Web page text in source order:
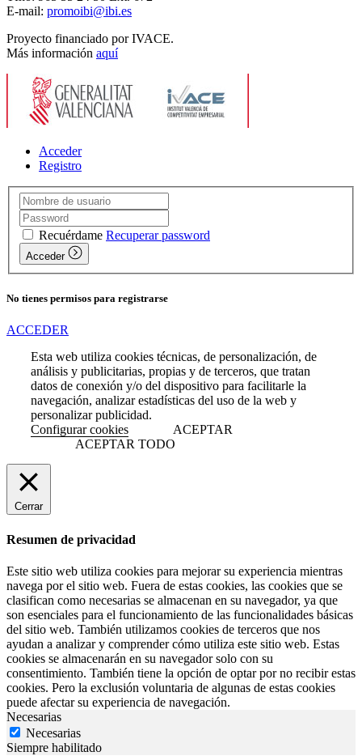
E-mail: promoibi@ibi.es
Proyecto financiado por IVACE.
Más información aquí
Acceder
Registro
Recuérdame Recuperar password
Acceder
No tienes permisos para registrarse
ACCEDER
Esta web utiliza cookies técnicas, de personalización, de
análisis y publicitarias, propias y de terceros, que tratan
datos de conexión y/o del dispositivo para facilitarle la
navegación, analizar estadísticas del uso de la web y
personalizar publicidad.
Configurar cookies
ACEPTAR
ACEPTAR TODO
Cerrar
Resumen de privacidad
Este sitio web utiliza cookies para mejorar su experiencia mientras
navega por el sitio web. Fuera de estas cookies, las cookies que se
clasifican como necesarias se almacenan en su navegador, ya que
son esenciales para el funcionamiento de las funcionalidades básicas
del sitio web. También utilizamos cookies de terceros que nos
ayudan a analizar y comprender cómo utiliza este sitio web. Estas
cookies se almacenarán en su navegador solo con su
consentimiento. También tiene la opción de optar por no recibir estas
cookies. Pero la exclusión voluntaria de algunas de estas cookies
puede afectar su experiencia de navegación.
Necesarias
Necesarias
Siempre habilitado